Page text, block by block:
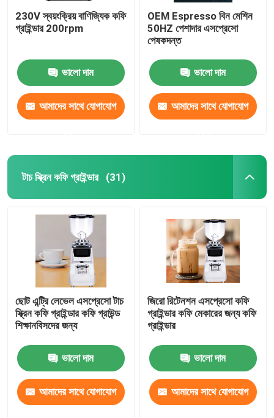
230V স্বয়ংক্রিয় বাণিজ্যিক কফি
গ্রাইন্ডার 200rpm
ভালো দাম
আমাদের সাথে যোগাযোগ
OEM Espresso বিন মেশিন
50HZ পেশাদার এসপ্রেসো
পেষকদন্ত
ভালো দাম
আমাদের সাথে যোগাযোগ
টাচ স্ক্রিন কফি গ্রাইন্ডার (31)
ছোট এন্ট্রি লেভেল এসপ্রেসো টাচ
স্ক্রিন কফি গ্রাইন্ডার কফি গ্রাউন্ড
শিক্ষানবিসদের জন্য
ভালো দাম
আমাদের সাথে যোগাযোগ
জিরো রিটেনশন এসপ্রেসো কফি
গ্রাইন্ডার কফি মেকারের জন্য কফি
গ্রাইন্ডার
ভালো দাম
আমাদের সাথে যোগাযোগ